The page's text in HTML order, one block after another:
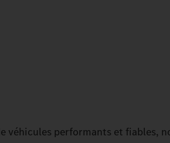
véhicules performants et fiables,